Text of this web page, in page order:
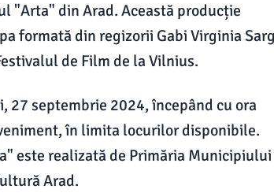
"Arta" din Arad. Această producție
formată din regizorii Gabi Virginia
de Film de la Vilnius.
septembrie 2024, începând cu ora
în limita locurilor disponibile.
este realizată de Primăria Municipiului
Arad.